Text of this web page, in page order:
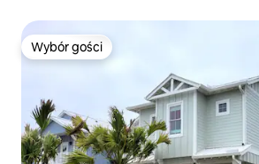
Wybór gości
Wybór gości